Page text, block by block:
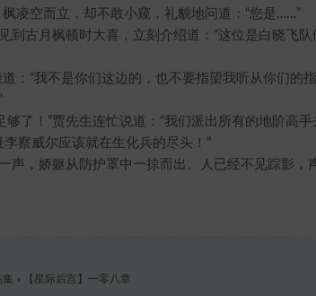
空而立，却不敢小窥，礼貌地问道：“您是……”
古月枫顿时大喜，立刻介绍道：“这位是白晓飞队
“我不是你们这边的，也不要指望我听从你们的
了！”贾先生连忙说道：“我们派出所有的地阶高手
察威尔应该就在生化兵的尽头！”
，娇躯从防护罩中一掠而出。人已经不见踪影，
» 【星际后宫】一零八章